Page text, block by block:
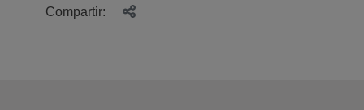
Compartir: